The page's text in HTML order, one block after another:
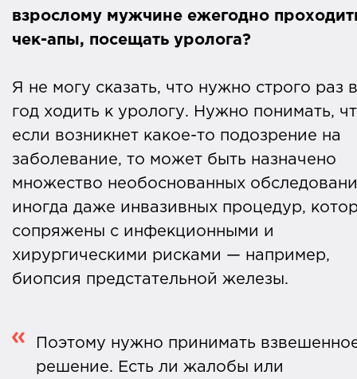
взрослому мужчине ежегодно
чек-апы, посещать уролога?
Я не могу сказать, что нужно строго раз в
год ходить к урологу. Нужно понимать,
если возникнет какое-то подозрение на
заболевание, то может быть назначено
множество необоснованных
иногда даже инвазивных процедур,
сопряжены с инфекционными и
хирургическими рисками — например,
биопсия предстательной железы.
Поэтому нужно принимать
решение. Есть ли жалобы или